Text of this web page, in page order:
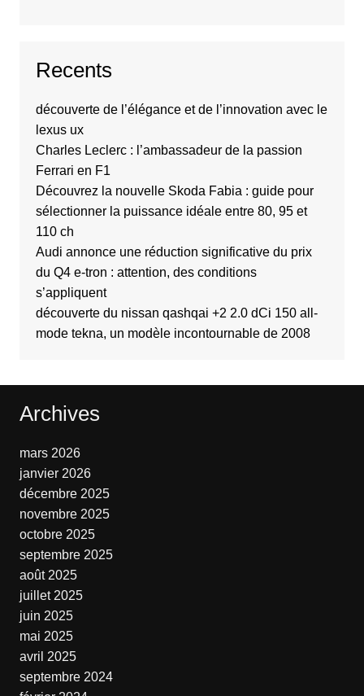
Recents
découverte de l’élégance et de l’innovation avec le
lexus ux
Charles Leclerc : l’ambassadeur de la passion
Ferrari en F1
Découvrez la nouvelle Skoda Fabia : guide pour
sélectionner la puissance idéale entre 80, 95 et
110 ch
Audi annonce une réduction significative du prix
du Q4 e-tron : attention, des conditions
s’appliquent
découverte du nissan qashqai +2 2.0 dCi 150 all-
mode tekna, un modèle incontournable de 2008
Archives
mars 2026
janvier 2026
décembre 2025
novembre 2025
octobre 2025
septembre 2025
août 2025
juillet 2025
juin 2025
mai 2025
avril 2025
septembre 2024